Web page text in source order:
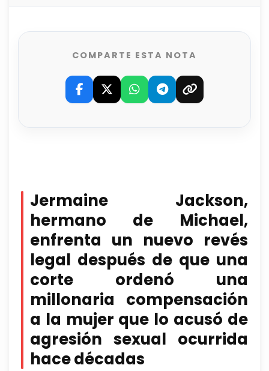
COMPARTE ESTA NOTA
Jermaine Jackson,
hermano de Michael,
enfrenta un nuevo revés
legal después de que una
corte ordenó una
millonaria compensación
a la mujer que lo acusó de
agresión sexual ocurrida
hace décadas